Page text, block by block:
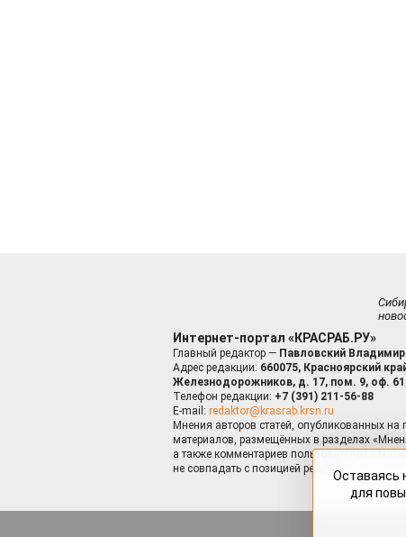
Интернет-портал «КРАСРАБ.РУ»
Главный редактор — Павловский Владимир
Адрес редакции: 660075, Красноярский
Железнодорожников, д. 17, пом. 9, оф.
Телефон редакции: +7 (391) 211-56-88
E-mail: redaktor@krasrab.krsn.ru
Мнения авторов статей, опубликованных на
материалов, размещённых в разделах
а также комментариев пользователей к
не совпадать с позицией редакции.Оставаясь
для